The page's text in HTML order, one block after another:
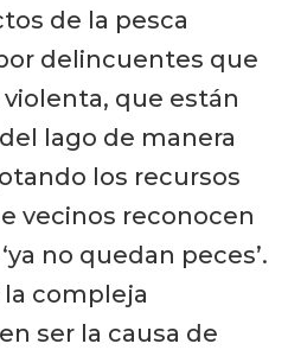
de la pesca
delincuentes que
que están
lago de manera
los recursos
vecinos reconocen
no quedan peces’.
la compleja
ser la causa de